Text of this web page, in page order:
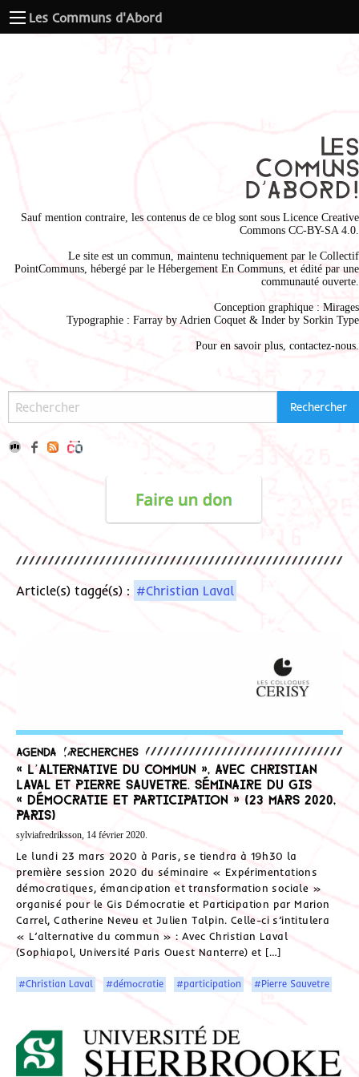
Les Communs d'Abord
Sauf mention contraire, les contenus de ce blog sont sous Licence Creative
Commons CC-BY-SA 4.0
Le site est un commun, maintenu techniquement par le Collectif
PointCommuns , hébergé par le Hébergement En Communs , et édité par une
communauté ouverte.
Conception graphique : Mirages
Typographie : Farray by Adrien Coquet & Inder by Sorkin Type
Pour en savoir plus, contactez-nous
Article(s) taggé(s) : #Christian Laval
Agenda ,Recherches
« L’alternative du commun », avec Christian
Laval et Pierre Sauvetre. Séminaire du GIS
« Démocratie et Participation » (23 mars 2020,
Paris)
sylviafredriksson, 14 février 2020.
Le lundi 23 mars 2020 à Paris, se tiendra à 19h30 la
première session 2020 du séminaire « Expérimentations
démocratiques, émancipation et transformation sociale »
organisé pour le Gis Démocratie et Participation par Marion
Carrel, Catherine Neveu et Julien Talpin. Celle-ci s’intitulera
« L’alternative du commun » : Avec Christian Laval
(Sophiapol, Université Paris Ouest Nanterre) et […]
#Christian Laval #démocratie #participation #Pierre Sauvetre